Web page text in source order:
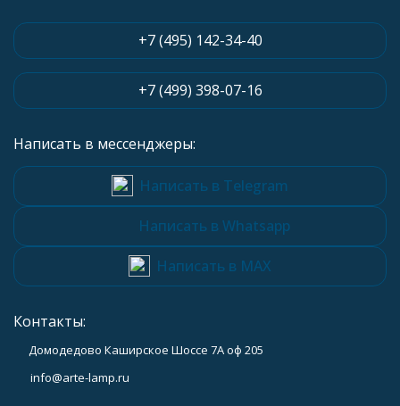
+7 (495) 142-34-40
+7 (499) 398-07-16
Написать в мессенджеры:
Написать в Telegram
Написать в Whatsapp
Написать в MAX
Контакты:
Домодедово Каширское Шоссе 7А оф 205
info@arte-lamp.ru